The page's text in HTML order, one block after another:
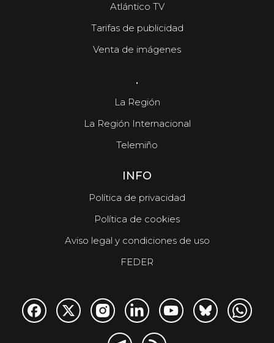
Atlántico TV
Tarifas de publicidad
Venta de imágenes
.
La Región
La Región Internacional
Telemiño
INFO
Política de privacidad
Política de cookies
Aviso legal y condiciones de uso
FEDER